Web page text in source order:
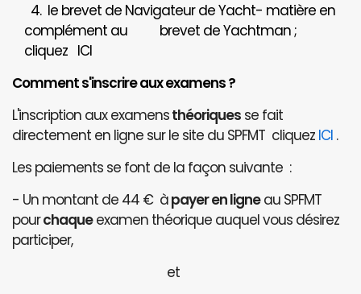
4. le brevet de Navigateur de Yacht- matière en
complément au brevet de Yachtman ;
cliquez ICI
Comment s'inscrire aux examens ?
L'inscription aux examensthéoriques se fait
directement en ligne sur le site du SPFMT cliquez ICI .
Les paiements se font de la façon suivante :
- Un montant de 44 € àpayer en ligneau SPFMT
pourchaqueexamen théorique auquel vous désirez
participer,
et